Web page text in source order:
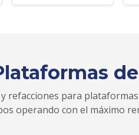
refacciones para
operando con el máximo